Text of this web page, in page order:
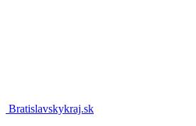
Bratislavskykraj.sk